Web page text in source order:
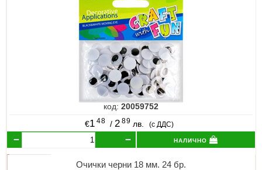
код: 20059752
€1 48 / 2 89 лв. (с ДДС)
налично
Очички черни 18 мм. 24 бр.